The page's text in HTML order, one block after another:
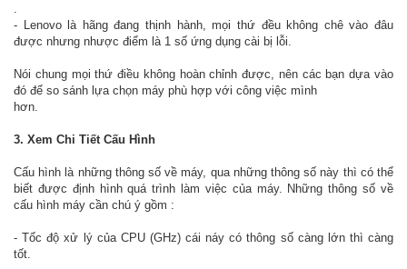
.
- Lenovo là hãng đang thịnh hành, mọi thứ đều không chê vào đâu
được nhưng nhược điểm là 1 số ứng dụng cài bị lỗi.
Nói chung mọi thứ điều không hoàn chỉnh được, nên các bạn dựa vào
đó để so sánh lựa chọn máy phù hợp với công việc mình
hơn.
3. Xem Chi Tiết Cấu Hình
Cấu hình là những thông số về máy, qua những thông số này thì có thể
biết được định hình quá trình làm việc của máy. Những thông số về
cấu hình máy cần chú ý gồm :
- Tốc độ xử lý của CPU (GHz) cái náy có thông số càng lớn thì càng
tốt.